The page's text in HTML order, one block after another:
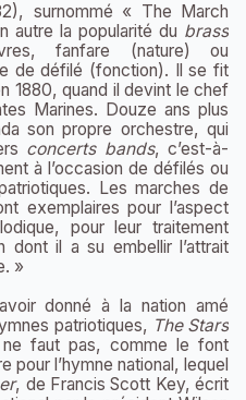
surnommé « The March
autre la popularité du brass
fanfare (nature) ou
de défilé (fonction). Il se fit
1880, quand il devint le chef
Marines. Douze ans plus
son propre orchestre, qui
concerts bands, c’est-à-
à l’occasion de défilés ou
Les marches de
exemplaires pour l’aspect
pour leur traitement
dont il a su embellir l’attrait
»
donné à la nation amé
patriotiques, The Stars
faut pas, comme le font
pour l’hymne national, lequel
, de Francis Scott Key, écrit